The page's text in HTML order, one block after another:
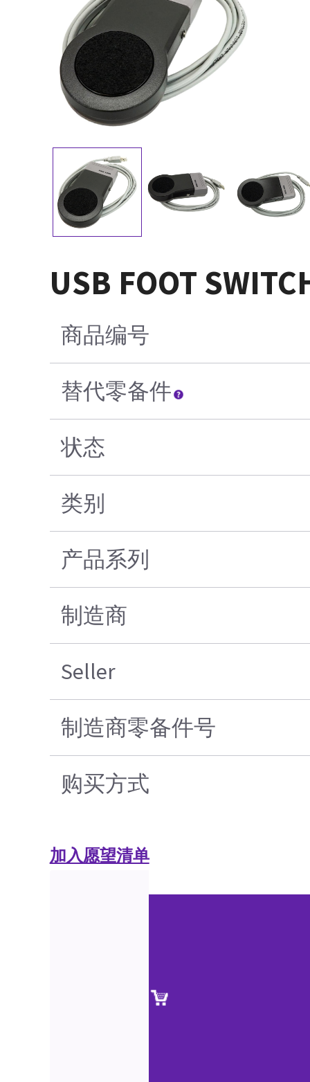
USB FOOT
商品编号
替代零备件
状态
类别
产品系列
制造商
Seller
制造商零备件号
购买方式
加入愿望清单